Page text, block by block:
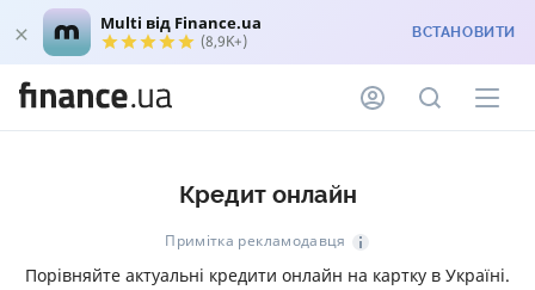
Multi від Finance.ua
(8,9K+) ВСТАНОВИТИ
Кредит онлайн
Примітка рекламодавця
Порівняйте актуальні кредити онлайн на картку в Україні.